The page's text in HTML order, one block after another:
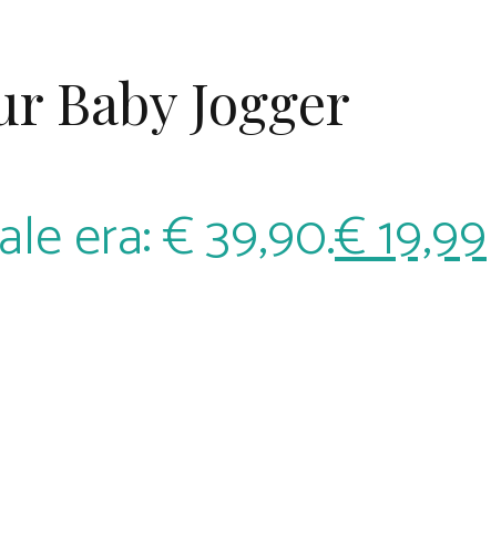
Baby Jogger
era: € 39,90.€19,99